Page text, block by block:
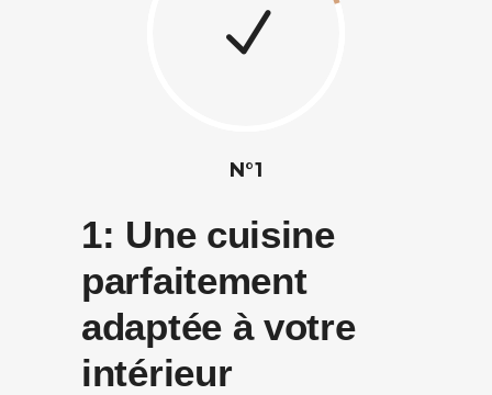
N°1
1: Une cuisine
parfaitement
adaptée à votre
intérieur